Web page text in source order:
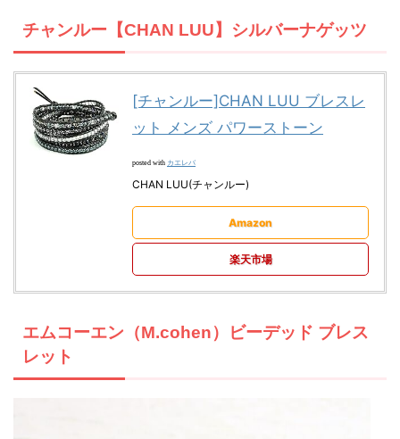
チャンルー【CHAN LUU】シルバーナゲッツ
[チャンルー]CHAN LUU ブレスレ
ット メンズ パワーストーン
posted with カエレバ
CHAN LUU(チャンルー)
Amazon
楽天市場
エムコーエン（M.cohen）ビーデッド ブレス
レット